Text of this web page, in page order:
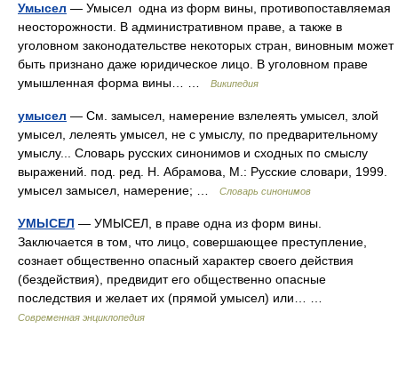
Умысел — Умысел одна из форм вины, противопоставляемая
неосторожности. В административном праве, а также в
уголовном законодательстве некоторых стран, виновным может
быть признано даже юридическое лицо. В уголовном праве
умышленная форма вины… …
Википедия
умысел — См. замысел, намерение взлелеять умысел, злой
умысел, лелеять умысел, не с умыслу, по предварительному
умыслу... Словарь русских синонимов и сходных по смыслу
выражений. под. ред. Н. Абрамова, М.: Русские словари, 1999.
умысел замысел, намерение; …
Словарь синонимов
УМЫСЕЛ — УМЫСЕЛ, в праве одна из форм вины.
Заключается в том, что лицо, совершающее преступление,
сознает общественно опасный характер своего действия
(бездействия), предвидит его общественно опасные
последствия и желает их (прямой умысел) или… …
Современная энциклопедия